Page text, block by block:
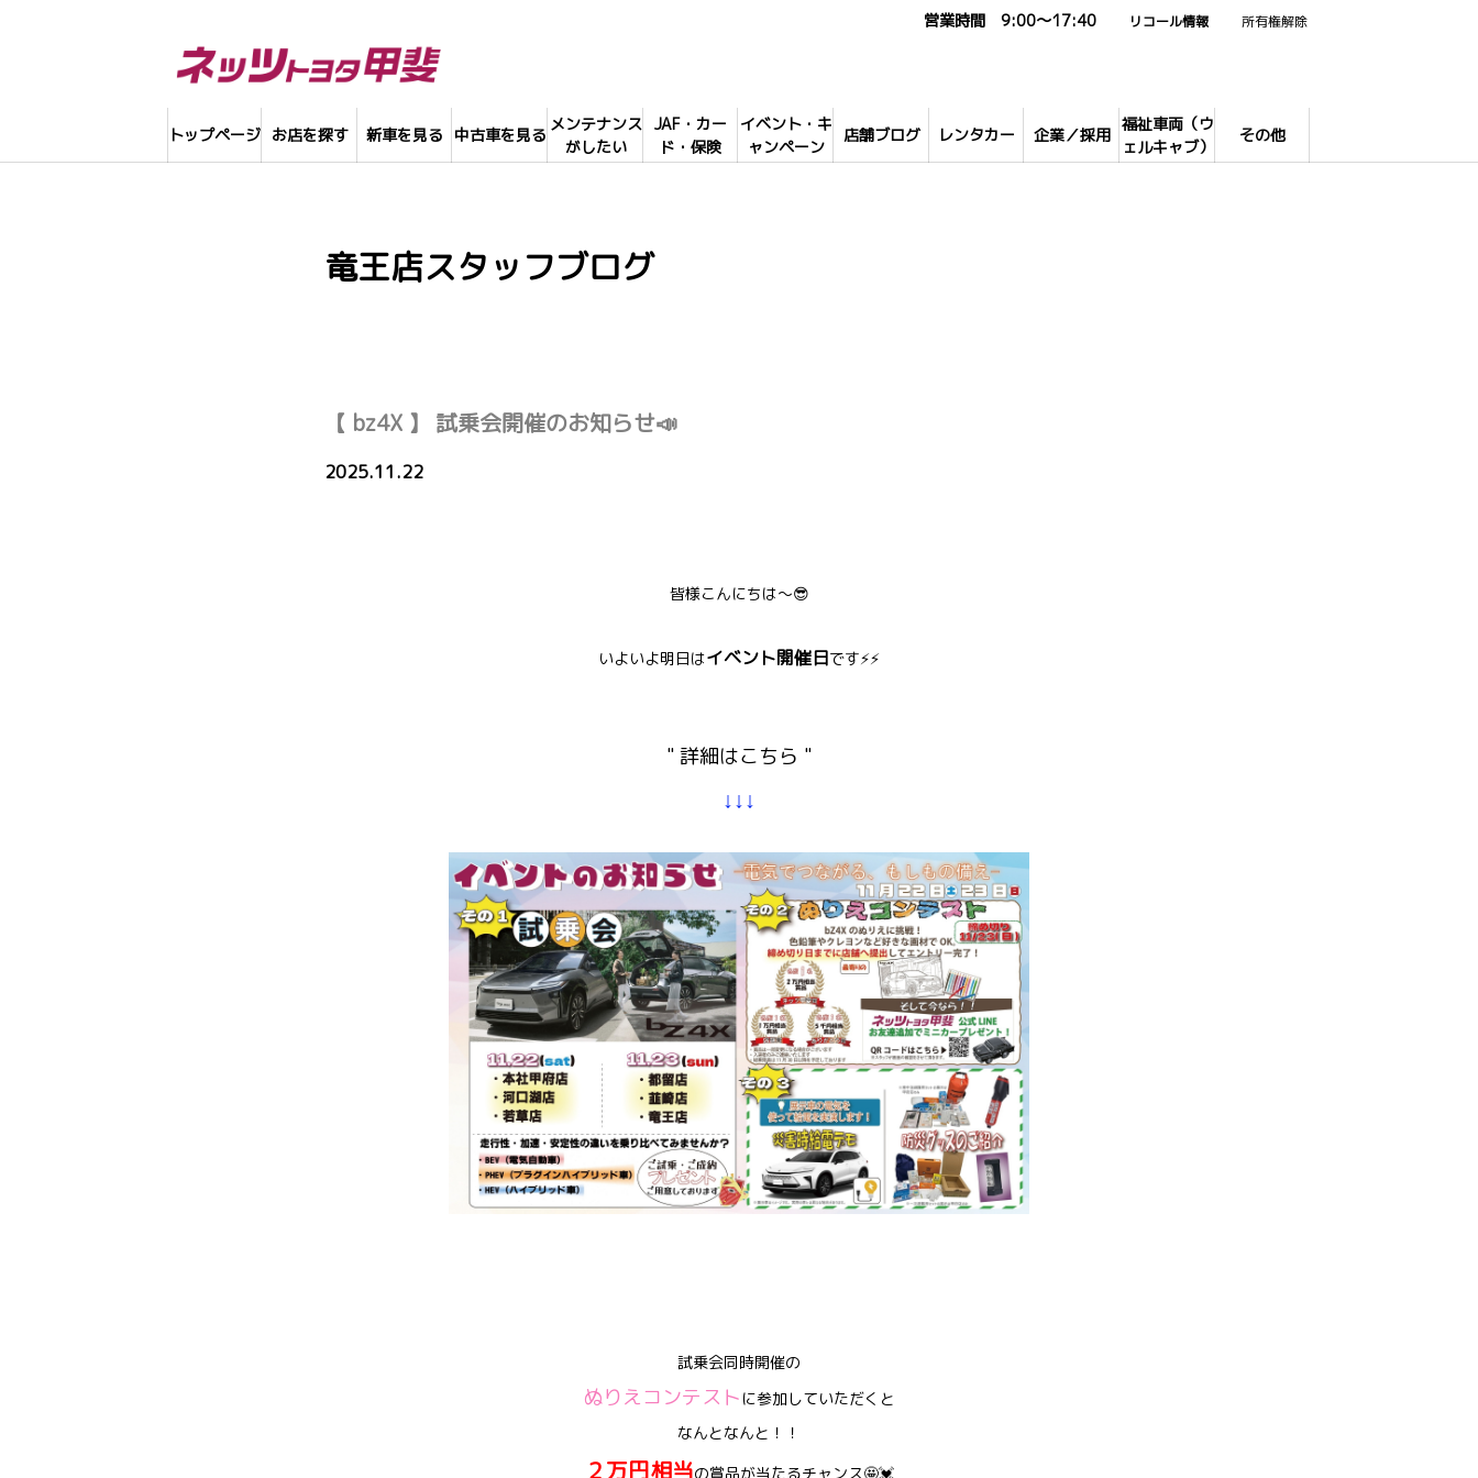
トップページ お店を探す 新車を見る 中古車を見る
メンテナンス
がしたい
JAF・カー
ド・保険
イベント・キ
ャンペーン
店舗ブログ レンタカー 企業／採用
福祉車両（ウ
ェルキャブ）
その他
営業時間 9:00～17:40 リコール情報 所有権解除
竜王店スタッフブログ
【 bz4X 】 試乗会開催のお知らせ📣
2025.11.22
皆様こんにちは～😎
いよいよ明日はイベント開催日です⚡⚡
" 詳細はこちら "
↓↓↓
試乗会同時開催の
ぬりえコンテスト に参加していただくと
なんとなんと！！
２万円相当の賞品が当たるチャンス🤩💓